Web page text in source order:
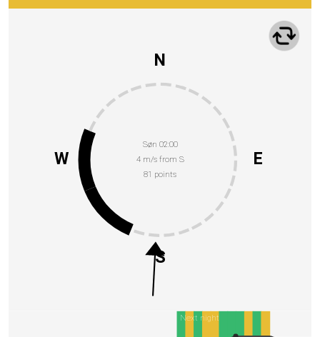
Søn 02:00
4 m/s from S
81 points
N
E
S
W
Next night